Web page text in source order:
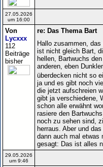
27.05.2026
um 16:00
Von
Lycxxx
112
Beiträge
bisher
re: Das Thema Bart
Hallo zusammen,
ist nicht gleich Bart,
hellen, Bartwuchs
anderen, eben
überdecken nicht so
ja und es gibt noch
die jetzt aufschreien
gibt ja verschiedene,
schon alle erwähnt
rasiere den
noch zu sehen sind,
herraus. Aber und
dann auch mal etwas
gesagt: Das ist alles
29.05.2026
um 9:46